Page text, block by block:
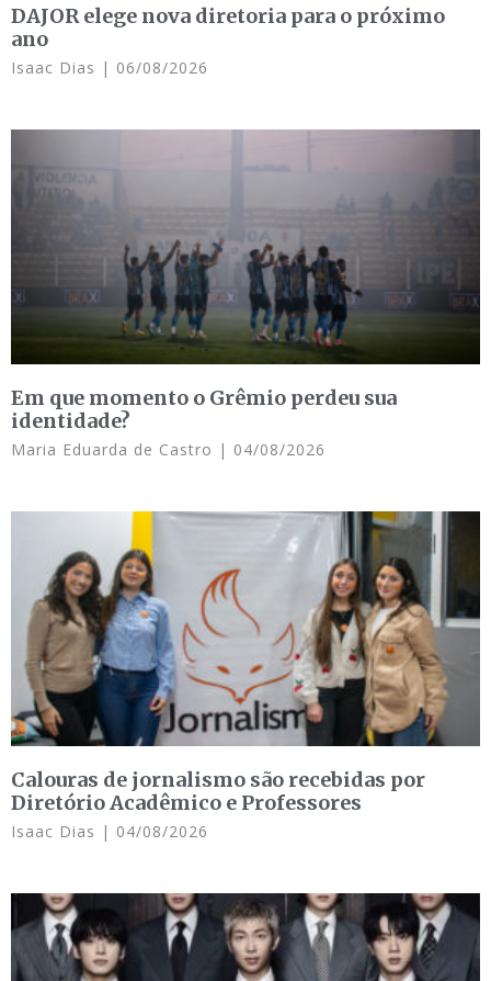
DAJOR elege nova diretoria para o próximo
ano
Isaac Dias 06/08/2026
Em que momento o Grêmio perdeu sua
identidade?
Maria Eduarda de Castro 04/08/2026
Calouras de jornalismo são recebidas por
Diretório Acadêmico e Professores
Isaac Dias 04/08/2026